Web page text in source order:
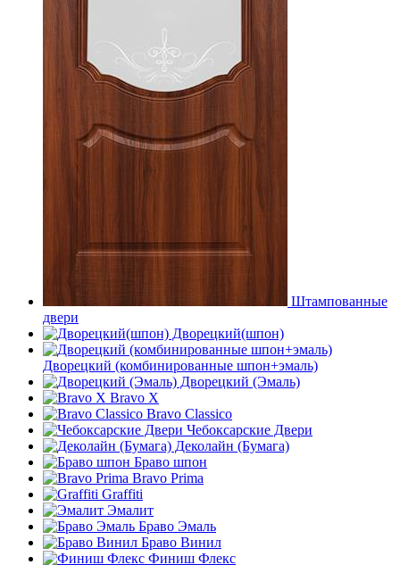
Штампованные
двери
Дворецкий(шпон)
Дворецкий (комбинированные шпон+эмаль)
Дворецкий (Эмаль)
Bravo X
Bravo Classico
Чебоксарские Двери
Деколайн (Бумага)
Браво шпон
Bravo Prima
Graffiti
Эмалит
Браво Эмаль
Браво Винил
Финиш Флекс